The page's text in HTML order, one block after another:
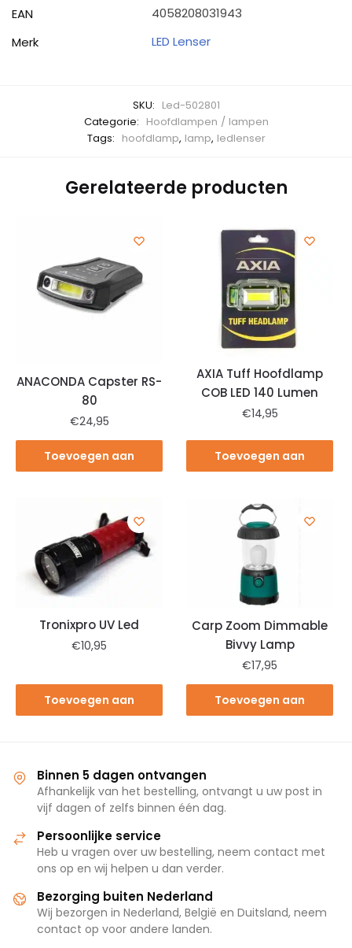
EAN
4058208031943
Merk
LED Lenser
SKU: Led-502801
Categorie: Hoofdlampen / lampen
Tags: hoofdlamp, lamp, ledlenser
Gerelateerde producten
ANACONDA Capster RS-
80
€24,95
Toevoegen aan
AXIA Tuff Hoofdlamp
COB LED 140 Lumen
€14,95
Toevoegen aan
Tronixpro UV Led
€10,95
Toevoegen aan
Carp Zoom Dimmable
Bivvy Lamp
€17,95
Toevoegen aan
Binnen 5 dagen ontvangen
Afhankelijk van het bestelling, ontvangt u uw post in
vijf dagen of zelfs binnen één dag.
Persoonlijke service
Heb u vragen over uw bestelling, neem contact met
ons op en wij helpen u dan verder.
Bezorging buiten Nederland
Wij bezorgen in Nederland, België en Duitsland, neem
contact op voor andere landen.